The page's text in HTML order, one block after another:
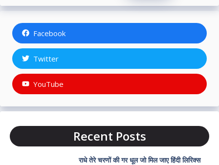
Facebook
Twitter
YouTube
Recent Posts
राधे तेरे चरणों की गर धूल जो मिल जाए हिंदी लिरिक्स